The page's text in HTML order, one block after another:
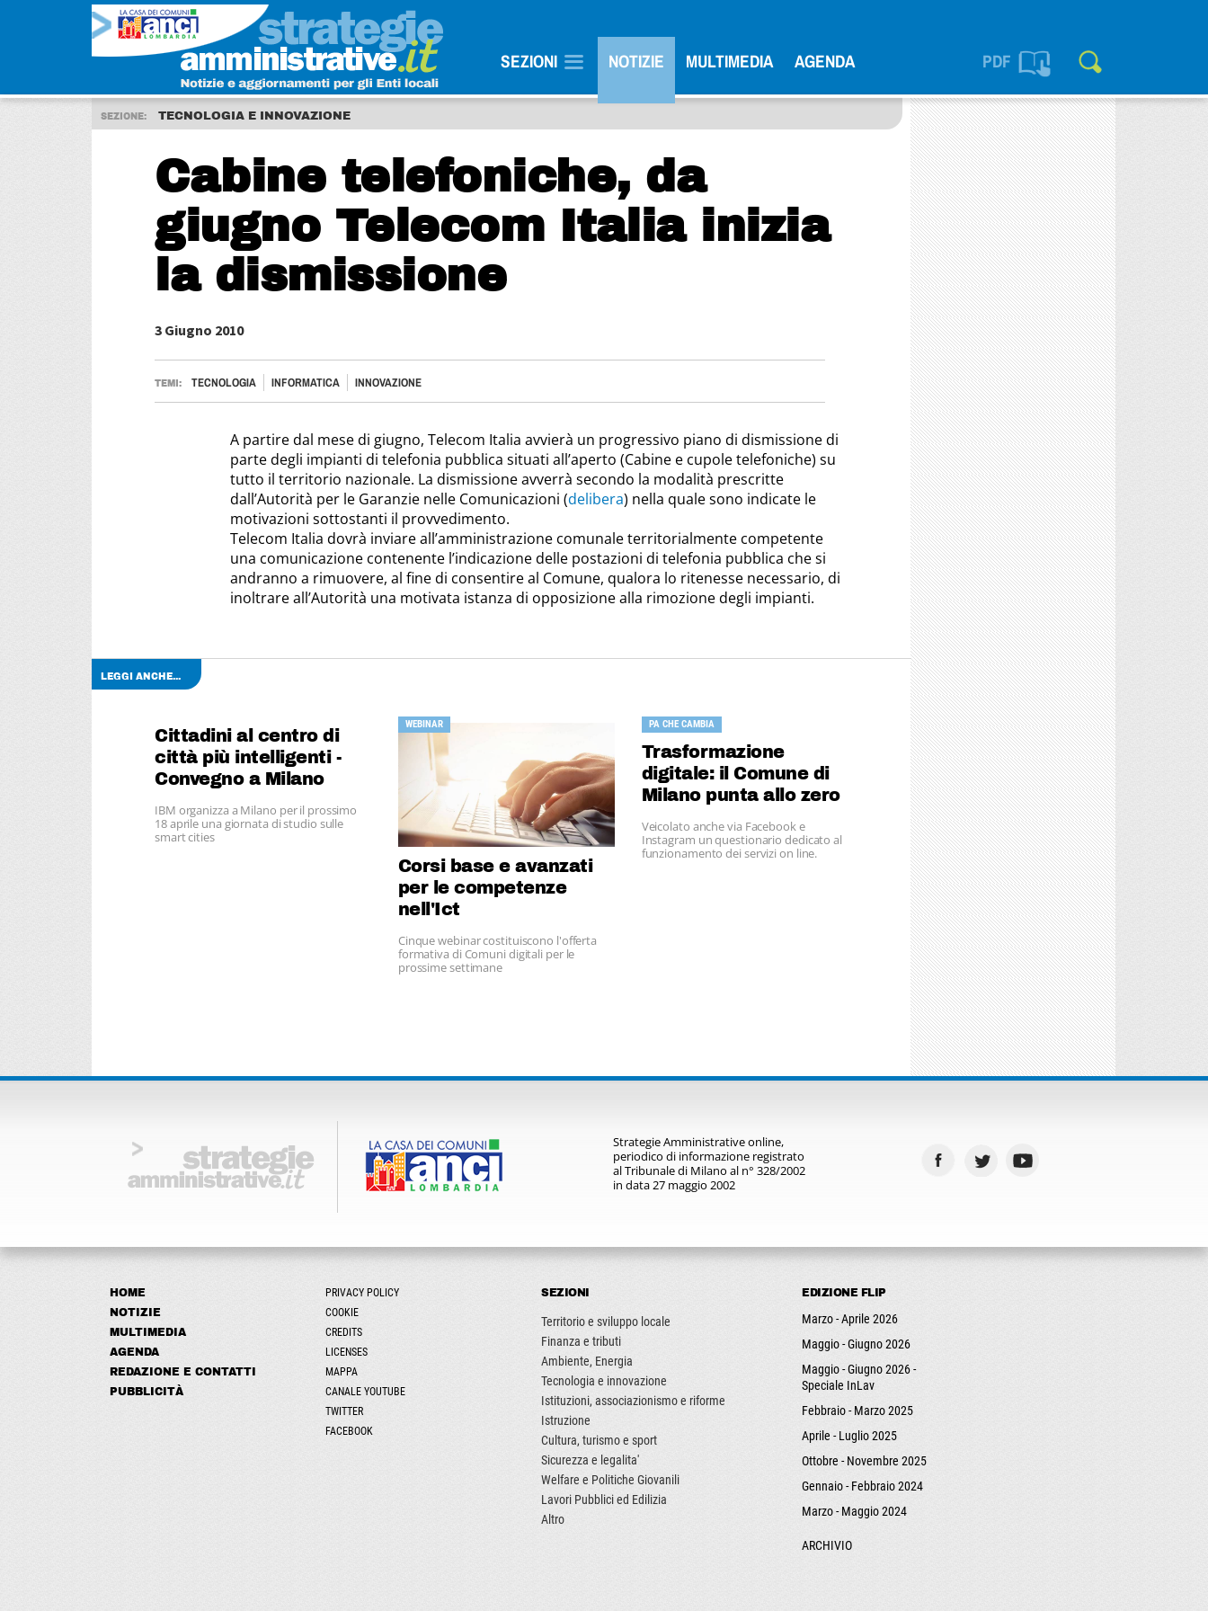
SEZIONI NOTIZIE MULTIMEDIA AGENDA PDF
SEZIONE: TECNOLOGIA E INNOVAZIONE
Cabine telefoniche, da
giugno Telecom Italia inizia
la dismissione
3 Giugno 2010
TEMI: TECNOLOGIA INFORMATICA INNOVAZIONE
A partire dal mese di giugno, Telecom Italia avvierà un progressivo piano di dismissione di
parte degli impianti di telefonia pubblica situati all’aperto (Cabine e cupole telefoniche) su
tutto il territorio nazionale. La dismissione avverrà secondo la modalità prescritte
dall’Autorità per le Garanzie nelle Comunicazioni (delibera) nella quale sono indicate le
motivazioni sottostanti il provvedimento.
Telecom Italia dovrà inviare all’amministrazione comunale territorialmente competente
una comunicazione contenente l’indicazione delle postazioni di telefonia pubblica che si
andranno a rimuovere, al fine di consentire al Comune, qualora lo ritenesse necessario, di
inoltrare all’Autorità una motivata istanza di opposizione alla rimozione degli impianti.
LEGGI ANCHE...
Cittadini al centro di
città più intelligenti -
Convegno a Milano
IBM organizza a Milano per il prossimo
18 aprile una giornata di studio sulle
smart cities
WEBINAR
Corsi base e avanzati
per le competenze
nell'Ict
Cinque webinar costituiscono l'offerta
formativa di Comuni digitali per le
prossime settimane
PA CHE CAMBIA
Trasformazione
digitale: il Comune di
Milano punta allo zero
Veicolato anche via Facebook e
Instagram un questionario dedicato al
funzionamento dei servizi on line.
Strategie Amministrative online,
periodico di informazione registrato
al Tribunale di Milano al n° 328/2002
in data 27 maggio 2002
HOME
NOTIZIE
MULTIMEDIA
AGENDA
REDAZIONE E CONTATTI
PUBBLICITÀ
PRIVACY POLICY
COOKIE
CREDITS
LICENSES
MAPPA
CANALE YOUTUBE
TWITTER
FACEBOOK
SEZIONI
Territorio e sviluppo locale
Finanza e tributi
Ambiente, Energia
Tecnologia e innovazione
Istituzioni, associazionismo e riforme
Istruzione
Cultura, turismo e sport
Sicurezza e legalita'
Welfare e Politiche Giovanili
Lavori Pubblici ed Edilizia
Altro
EDIZIONE FLIP
Marzo - Aprile 2026
Maggio - Giugno 2026
Maggio - Giugno 2026 -
Speciale InLav
Febbraio - Marzo 2025
Aprile - Luglio 2025
Ottobre - Novembre 2025
Gennaio - Febbraio 2024
Marzo - Maggio 2024
ARCHIVIO